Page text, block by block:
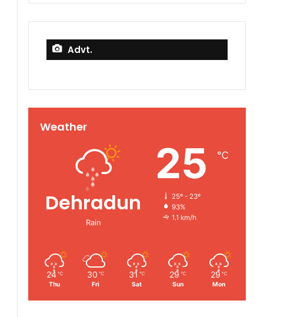
Advt.
Weather
Dehradun
Rain
25 ℃
25º - 23º
93%
1.1 km/h
24 ℃
Thu
30 ℃
Fri
31 ℃
Sat
29 ℃
Sun
29 ℃
Mon